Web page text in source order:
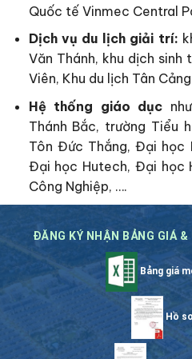
Quốc tế Vinmec Central
Dịch vụ du lịch giải trí:
Văn Thánh, khu dịch sinh
Viên, Khu du lịch Tân
Hệ thống giáo dục
Thánh Bắc, trường Tiểu
Tôn Đức Thắng, Đại học
Đại học Hutech, Đại học
Công Nghiệp, ….
ĐĂNG KÝ NHẬN BẢNG GIÁ
Bảng giá
Hồ